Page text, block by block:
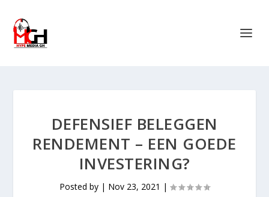
DEFENSIEF BELEGGEN
RENDEMENT – EEN GOEDE
INVESTERING?
Posted by | Nov 23, 2021 |